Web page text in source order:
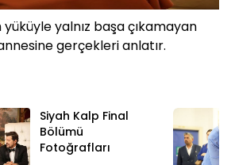
yüküyle yalnız başa çıkamayan
gerçekleri anlatır.
Siyah Kalp Final
Bölümü
Fotoğrafları